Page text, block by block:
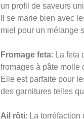
un profil de saveurs
Il se marie bien avec
miel pour un mélange
Fromage feta: La feta
fromages à pâte molle
Elle est parfaite pour
des garnitures telles
Ail rôti: La torréfaction